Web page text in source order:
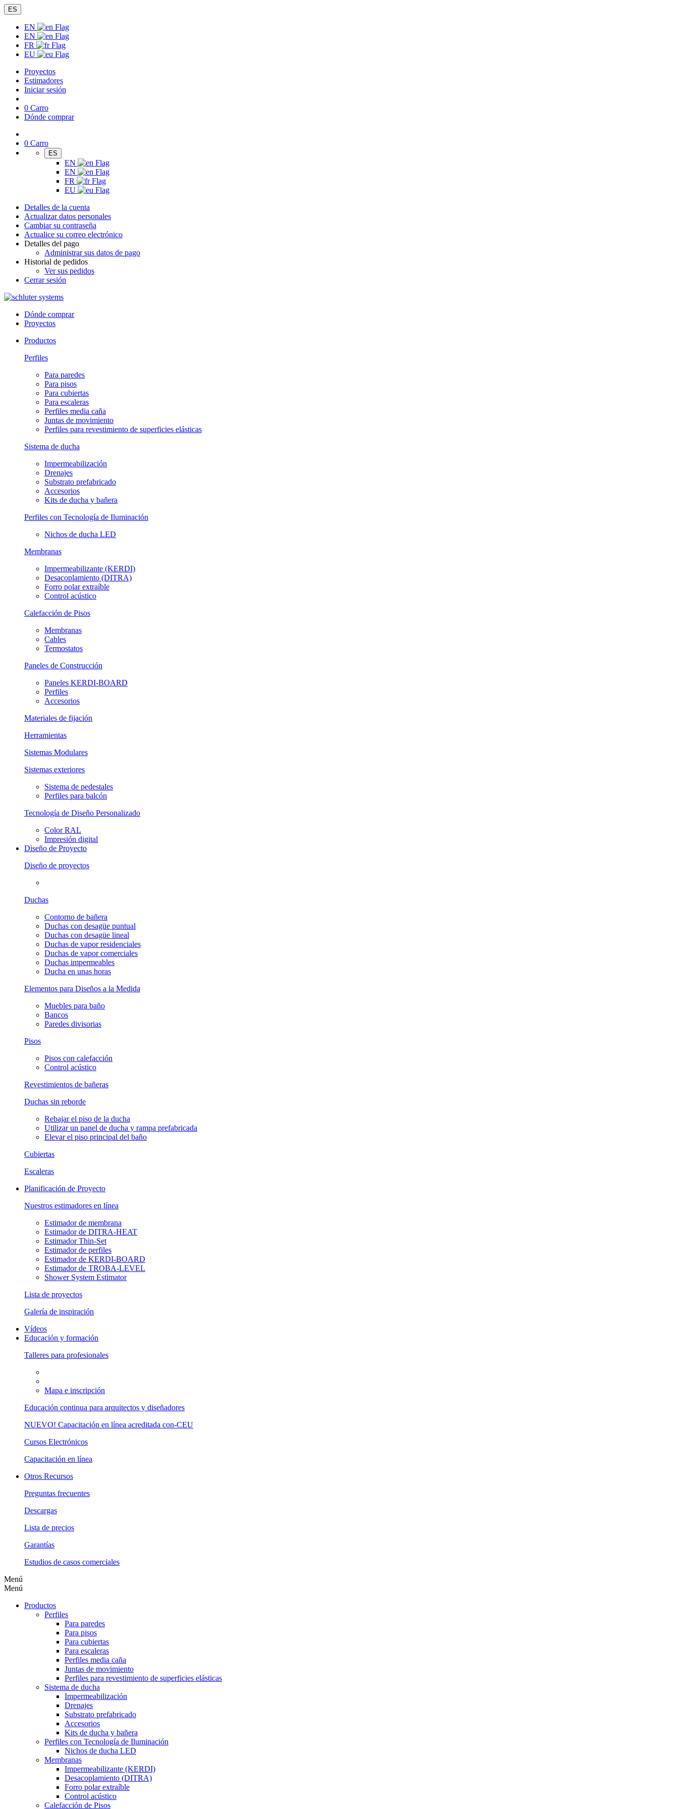
ES
EN
EN
FR
EU
Proyectos
Estimadores
Iniciar sesión
0 Carro
Dónde comprar
0 Carro
ES
EN
EN
FR
EU
Detalles de la cuenta
Actualizar datos personales
Cambiar su contraseña
Actualice su correo electrónico
Detalles del pago
Administrar sus datos de pago
Historial de pedidos
Ver sus pedidos
Cerrar sesión
Dónde comprar
Proyectos
Productos
Perfiles
Para paredes
Para pisos
Para cubiertas
Para escaleras
Perfiles media caña
Juntas de movimiento
Perfiles para revestimiento de superficies elásticas
Sistema de ducha
Impermeabilización
Drenajes
Substrato prefabricado
Accesorios
Kits de ducha y bañera
Perfiles con Tecnología de Iluminación
Nichos de ducha LED
Membranas
Impermeabilizante (KERDI)
Desacoplamiento (DITRA)
Forro polar extraíble
Control acústico
Calefacción de Pisos
Membranas
Cables
Termostatos
Paneles de Construcción
Paneles KERDI-BOARD
Perfiles
Accesorios
Materiales de fijación
Herramientas
Sistemas Modulares
Sistemas exteriores
Sistema de pedestales
Perfiles para balcón
Tecnología de Diseño Personalizado
Color RAL
Impresión digital
Diseño de Proyecto
Diseño de proyectos
Duchas
Contorno de bañera
Duchas con desagüe puntual
Duchas con desagüe lineal
Duchas de vapor residenciales
Duchas de vapor comerciales
Duchas impermeables
Ducha en unas horas
Elementos para Diseños a la Medida
Muebles para baño
Bancos
Paredes divisorias
Pisos
Pisos con calefacción
Control acústico
Revestimientos de bañeras
Duchas sin reborde
Rebajar el piso de la ducha
Utilizar un panel de ducha y rampa prefabricada
Elevar el piso principal del baño
Cubiertas
Escaleras
Planificación de Proyecto
Nuestros estimadores en línea
Estimador de membrana
Estimador de DITRA-HEAT
Estimador Thin-Set
Estimador de perfiles
Estimador de KERDI-BOARD
Estimador de TROBA-LEVEL
Shower System Estimator
Lista de proyectos
Galería de inspiración
Vídeos
Educación y formación
Talleres para profesionales
Mapa e inscripción
Educación continua para arquitectos y diseñadores
NUEVO! Capacitación en línea acreditada con-CEU
Cursos Electrónicos
Capacitación en línea
Otros Recursos
Preguntas frecuentes
Descargas
Lista de precios
Garantías
Estudios de casos comerciales
Menú
Menú
Productos
Perfiles
Para paredes
Para pisos
Para cubiertas
Para escaleras
Perfiles media caña
Juntas de movimiento
Perfiles para revestimiento de superficies elásticas
Sistema de ducha
Impermeabilización
Drenajes
Substrato prefabricado
Accesorios
Kits de ducha y bañera
Perfiles con Tecnología de Iluminación
Nichos de ducha LED
Membranas
Impermeabilizante (KERDI)
Desacoplamiento (DITRA)
Forro polar extraíble
Control acústico
Calefacción de Pisos